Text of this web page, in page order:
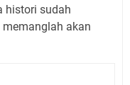
histori sudah
akan